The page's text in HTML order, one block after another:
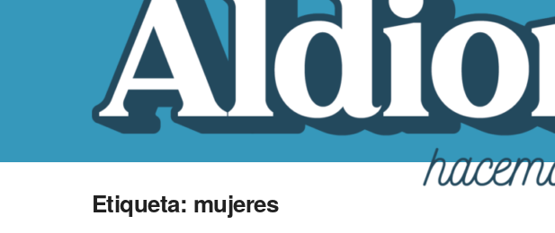
Etiqueta: mujeres